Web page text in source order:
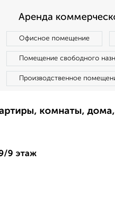
Аренда
Офисное помещение
Помещение свободного
Производственное
комнаты,
9 этаж